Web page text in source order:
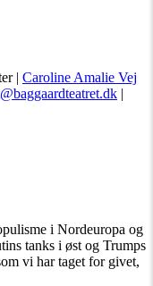
| Caroline Amalie Vej
i Nordeuropa og
tanks i øst og Trumps
vi har taget for givet,